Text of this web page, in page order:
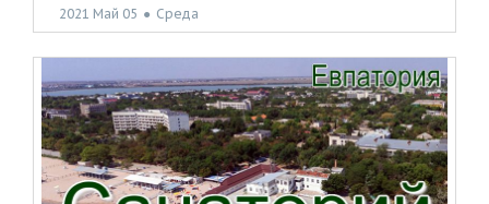
2021 Май 05 ● Среда